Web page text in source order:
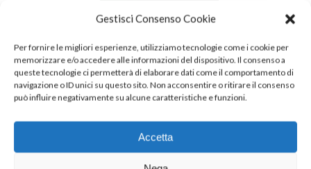
Gestisci Consenso Cookie
Per fornire le migliori esperienze, utilizziamo tecnologie come i cookie per
memorizzare e/o accedere alle informazioni del dispositivo. Il consenso a
queste tecnologie ci permetterà di elaborare dati come il comportamento di
navigazione o ID unici su questo sito. Non acconsentire o ritirare il consenso
può influire negativamente su alcune caratteristiche e funzioni.
Accetta
PDF